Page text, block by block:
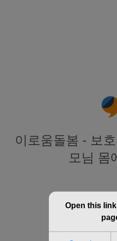
이로움돌봄 - 보
모님 몸